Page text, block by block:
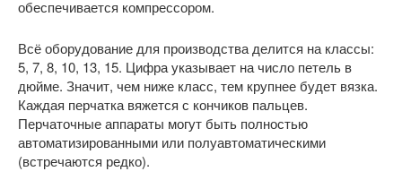
обеспечивается компрессором.
Всё оборудование для производства делится на классы:
5, 7, 8, 10, 13, 15. Цифра указывает на число петель в
дюйме. Значит, чем ниже класс, тем крупнее будет вязка.
Каждая перчатка вяжется с кончиков пальцев.
Перчаточные аппараты могут быть полностью
автоматизированными или полуавтоматическими
(встречаются редко).